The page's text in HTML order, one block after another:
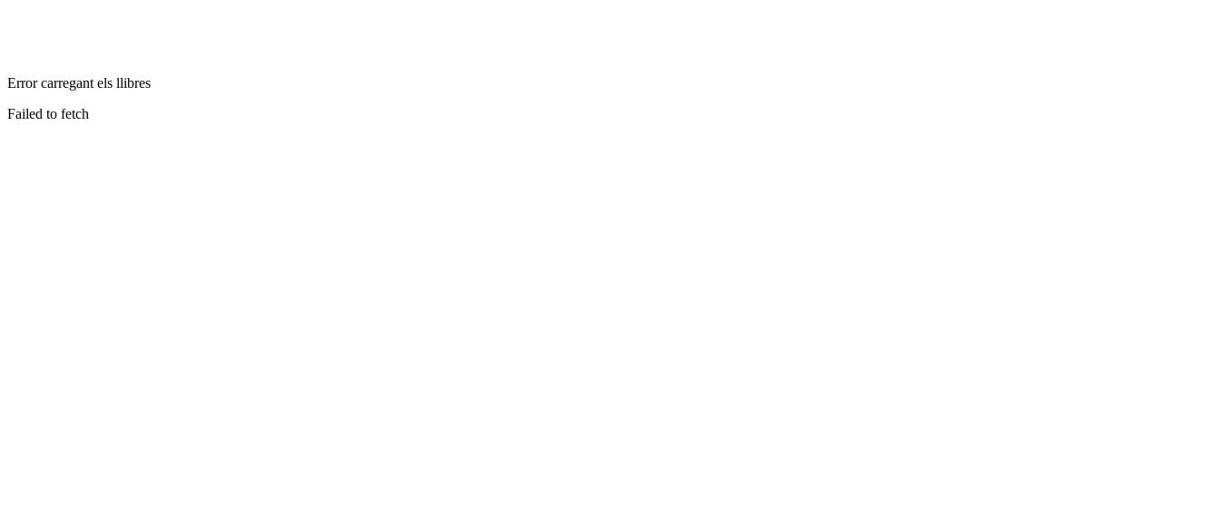
Error carregant els llibres
Failed to fetch